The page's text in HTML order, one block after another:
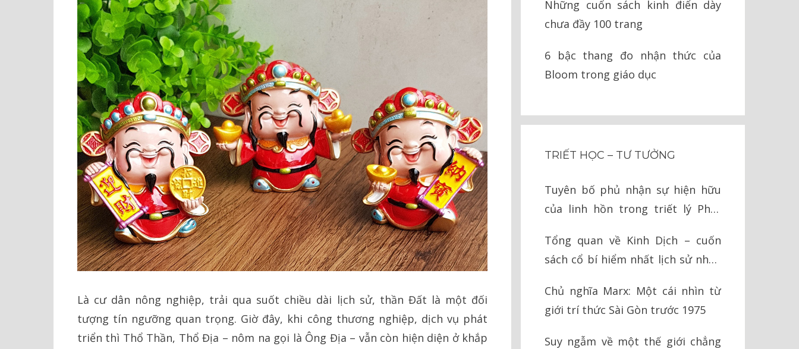
Là cư dân nông nghiệp, trải qua suốt chiều dài lịch sử, thần Đất là một đối
tượng tín ngưỡng quan trọng. Giờ đây, khi công thương nghiệp, dịch vụ phát
triển thì Thổ Thần, Thổ Địa – nôm na gọi là Ông Địa – vẫn còn hiện diện ở khắp
Những cuốn sách kinh điển dày
chưa đầy 100 trang
6 bậc thang đo nhận thức của
Bloom trong giáo dục
TRIẾT HỌC – TƯ TƯỞNG
Tuyên bố phủ nhận sự hiện hữu
của linh hồn trong triết lý Phật
Tổng quan về Kinh Dịch – cuốn
sách cổ bí hiểm nhất lịch sử nhân
Chủ nghĩa Marx: Một cái nhìn từ
giới trí thức Sài Gòn trước 1975
Suy ngẫm về một thế giới chẳng